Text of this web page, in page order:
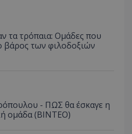
τα τρόπαια: Ομάδες που
βάρος των φιλοδοξιών
- ΠΩΣ θα έσκαγε η
ομάδα (ΒΙΝΤΕΟ)